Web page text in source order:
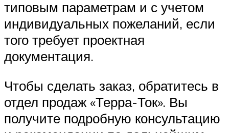
типовым параметрам и с учетом
индивидуальных пожеланий, если
того требует проектная
документация.
Чтобы сделать заказ, обратитесь в
отдел продаж «Терра-Ток». Вы
получите подробную консультацию